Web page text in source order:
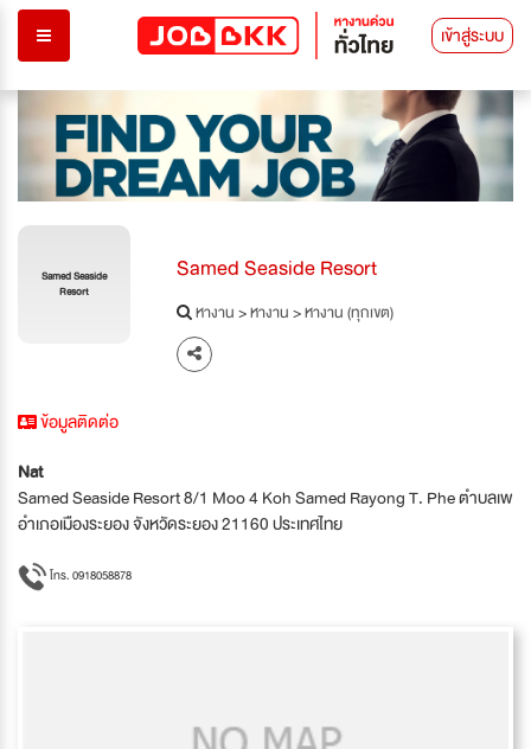
เข้าสู่ระบบ
Samed Seaside
Resort
Samed Seaside Resort
หางาน>หางาน>หางาน (ทุกเขต)
ข้อมูลติดต่อ
Nat
Samed Seaside Resort 8/1 Moo 4 Koh Samed Rayong T. Phe ตำบลเพ
อำเภอเมืองระยอง จังหวัดระยอง 21160 ประเทศไทย
โทร. 0918058878